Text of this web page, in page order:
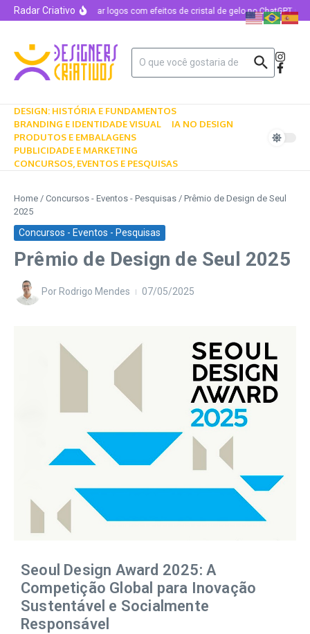
Radar CriativoComo criar logos com efeitos de cristal de gelo no ChatGPT
DESIGN: HISTÓRIA E FUNDAMENTOS
BRANDING E IDENTIDADE VISUAL
IA NO DESIGN
PRODUTOS E EMBALAGENS
PUBLICIDADE E MARKETING
CONCURSOS, EVENTOS E PESQUISAS
Home / Concursos - Eventos - Pesquisas / Prêmio de Design de Seul
2025
Concursos - Eventos - Pesquisas
Prêmio de Design de Seul 2025
PorRodrigo Mendes 07/05/2025
Seoul Design Award 2025: A
Competição Global para Inovação
Sustentável e Socialmente
Responsável